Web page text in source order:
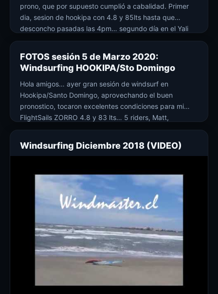
prono, que por supuesto cumplió a cabalidad. Primer
dia, sesion de hookipa con 4.8 y 85lts hasta que
desconcho pasadas las 4pm… segundo día en el Yali
con 4.0, ola muy rápida, se nos sumó Nino y Alex y mas
FOTOS sesión 5 de Marzo 2020:
Windsurfing HOOKIPA/Sto Domingo
Hola amigos… ayer gran sesión de windsurf en
Hookipa/Santo Domingo, aprovechando el buen
pronostico, tocaron excelentes condiciones para mi
FlightSails ZORRO 4.8 y 83 lts… 5 riders, Matt,
Francisco, Rodrigo, Adrian y yo. Larga vuelta eso si, ya
que tuvimos un pequeño problema con el auto
Windsurfing Diciembre 2018 (VIDEO)